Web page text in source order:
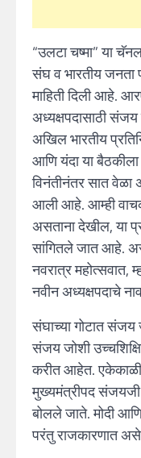
“उलटा चष्मा” या
संघ व भारतीय जनता
माहिती दिली आहे.
अध्यक्षपदासाठी
अखिल भारतीय
आणि यंदा या
विनंतीनंतर सात वेळा
आली आहे. आम्ही
असताना देखील, या
सांगितले जात आहे.
नवरात्र महोत्सवात,
नवीन अध्यक्षपदाचे
संघाच्या गोटात संजय
संजय जोशी
करीत आहेत. एकेकाळी
मुख्यमंत्रीपद संजयजी
बोलले जाते. मोदी
परंतु राजकारणात